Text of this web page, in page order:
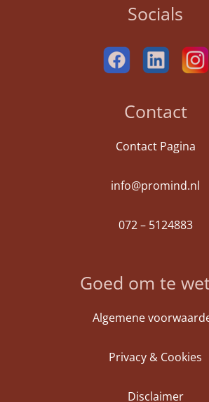
Socials
Contact
Contact Pagina
info@promind.nl
072 – 5124883
Goed om te
Algemene
Privacy & Cookies
Disclaimer